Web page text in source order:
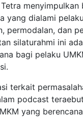
menyimpulkan
yang dialami
permodalan, dan
silaturahmi ini
bagi pelaku
terkait
podcast
yang